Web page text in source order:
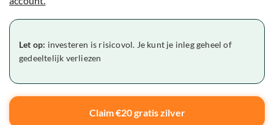
Let op: investeren is risicovol. Je kunt je inleg geheel of
gedeeltelijk verliezen
Claim €20 gratis zilver